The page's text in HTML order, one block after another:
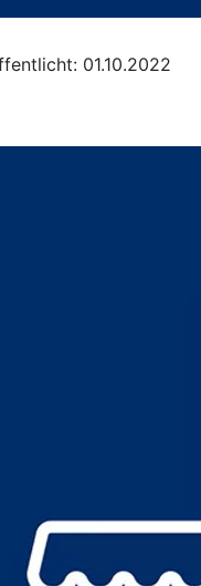
01.10.2022